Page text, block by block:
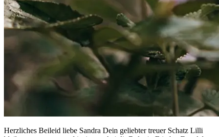
Herzliches Beileid liebe Sandra Dein geliebter treuer Schatz Lilli